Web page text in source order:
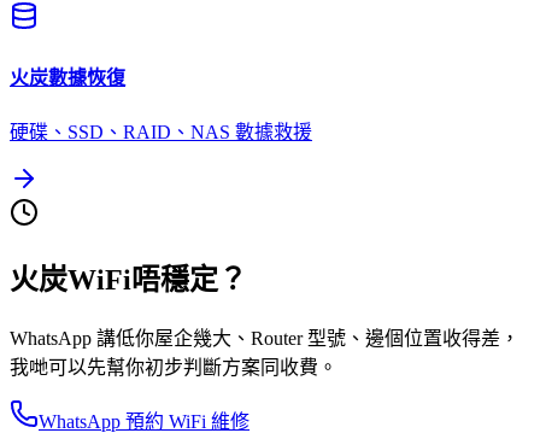
火炭數據恢復
硬碟、SSD、RAID、NAS 數據救援
火炭WiFi唔穩定？
WhatsApp 講低你屋企幾大、Router 型號、邊個位置收得差，
我哋可以先幫你初步判斷方案同收費。
WhatsApp 預約 WiFi 維修